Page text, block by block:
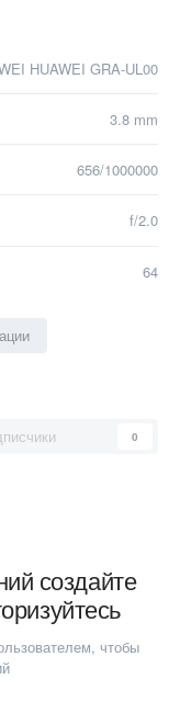
HUAWEI GRA-UL00
3.8 mm
656/1000000
f/2.0
64
0
создайте
чтобы